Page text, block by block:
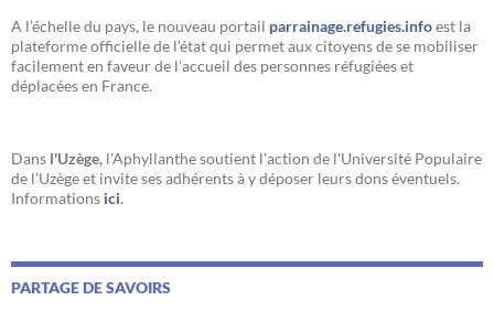
A l’échelle du pays, le nouveau portail parrainage.refugies.infoest la
plateforme officielle de l'état qui permet aux citoyens de se mobiliser
facilement en faveur de l'accueil des personnes réfugiées et
déplacées en France.
Dans l'Uzège, l'Aphyllanthe soutient l'action de l'Université Populaire
de l'Uzège et invite ses adhérents à y déposer leurs dons éventuels.
Informations ici.
PARTAGE DE SAVOIRS